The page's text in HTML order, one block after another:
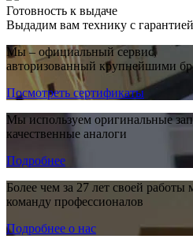
Готовность к выдаче
Выдадим вам технику с гарантией
Мы – официальный сервис,
авторизованный крупнейшими
Посмотреть сертификаты
Мы используем оригинальные
качественные аналоги
Подробнее
Более чем за 27 лет своей
команду профессионалов
Подробнее о нас